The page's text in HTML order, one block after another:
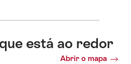
está ao redor
Abrir o mapa